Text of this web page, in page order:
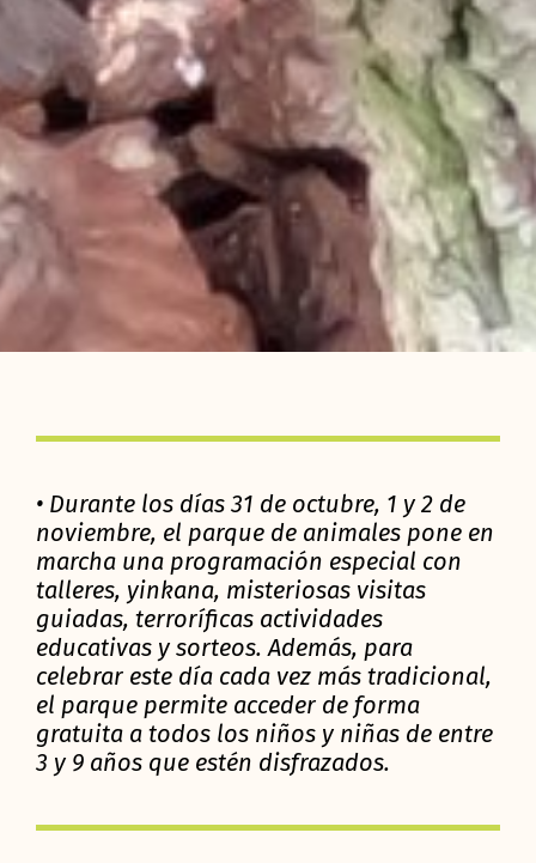
• Durante los días 31 de octubre, 1 y 2 de
noviembre, el parque de animales pone en
marcha una programación especial con
talleres, yinkana, misteriosas visitas
guiadas, terroríficas actividades
educativas y sorteos. Además, para
celebrar este día cada vez más tradicional,
el parque permite acceder de forma
gratuita a todos los niños y niñas de entre
3 y 9 años que estén disfrazados.